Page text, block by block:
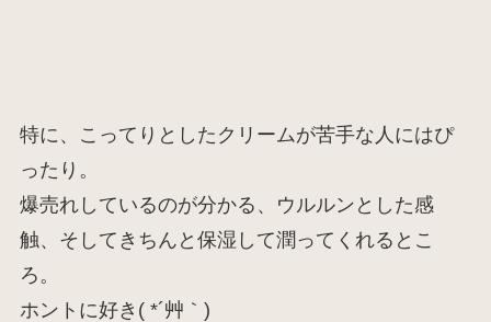
特に、こってりとしたクリームが苦手な人にはぴ
ったり。
爆売れしているのが分かる、ウルルンとした感
触、そしてきちんと保湿して潤ってくれるとこ
ろ。
ホントに好き( *´艸｀)